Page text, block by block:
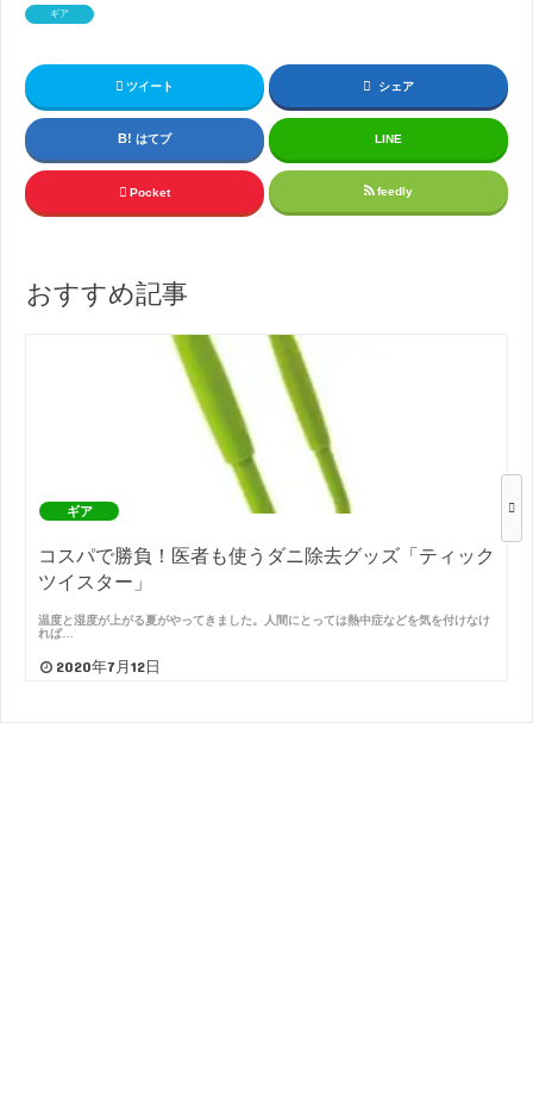
ギア
ツイート シェア
はてブ LINE
Pocket feedly
おすすめ記事
ギア
コスパで勝負！医者も使うダニ除去グッズ「ティック
ツイスター」
温度と湿度が上がる夏がやってきました。人間にとっては熱中症などを気を付けなけ
れば…
2020年7月12日